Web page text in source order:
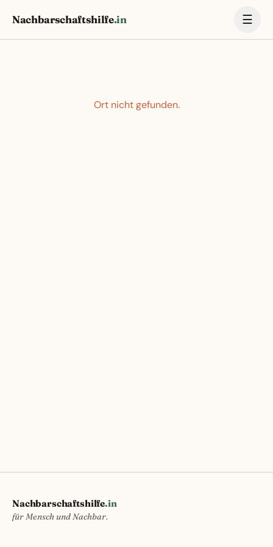
Nachbarschaftshilfe.in ☰
Ort nicht gefunden.
Nachbarschaftshilfe.in
für Mensch und Nachbar.